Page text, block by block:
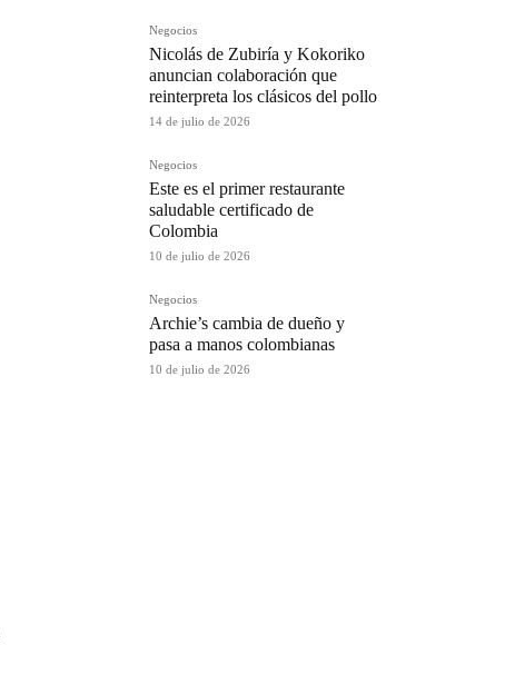
Negocios
Nicolás de Zubiría y Kokoriko
anuncian colaboración que
reinterpreta los clásicos del pollo
14 de julio de 2026
Negocios
Este es el primer restaurante
saludable certificado de
Colombia
10 de julio de 2026
Negocios
Archie’s cambia de dueño y
pasa a manos colombianas
10 de julio de 2026